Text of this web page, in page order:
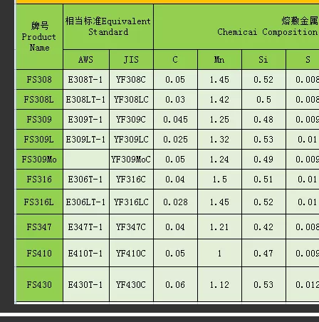
Порошковая сварочная проволока из нержавеющей стали E308LT1-1 FS430